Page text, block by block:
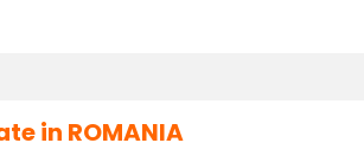
in ROMANIA